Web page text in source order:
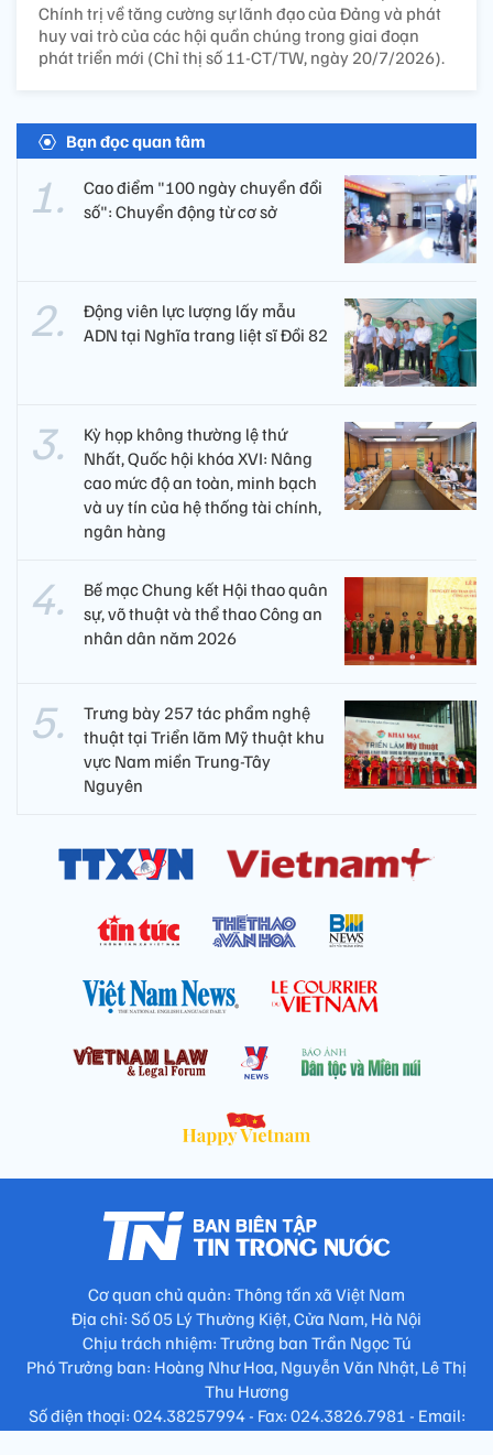
Chính trị về tăng cường sự lãnh đạo của Đảng và phát
huy vai trò của các hội quần chúng trong giai đoạn
phát triển mới (Chỉ thị số 11-CT/TW, ngày 20/7/2026).
Bạn đọc quan tâm
Cao điểm "100 ngày chuyển đổi
số": Chuyển động từ cơ sở
Động viên lực lượng lấy mẫu
ADN tại Nghĩa trang liệt sĩ Đồi 82​
Kỳ họp không thường lệ thứ
Nhất, Quốc hội khóa XVI: Nâng
cao mức độ an toàn, minh bạch
và uy tín của hệ thống tài chính,
ngân hàng
Bế mạc Chung kết Hội thao quân
sự, võ thuật và thể thao Công an
nhân dân năm 2026
Trưng bày 257 tác phẩm nghệ
thuật tại Triển lãm Mỹ thuật khu
vực Nam miền Trung-Tây
Nguyên
Cơ quan chủ quản: Thông tấn xã Việt Nam
Địa chỉ: Số 05 Lý Thường Kiệt, Cửa Nam, Hà Nội
Chịu trách nhiệm: Trưởng ban Trần Ngọc Tú
Phó Trưởng ban: Hoàng Như Hoa, Nguyễn Văn Nhật, Lê Thị
Thu Hương
Số điện thoại: 024.38257994 - Fax: 024.3826.7981 - Email: